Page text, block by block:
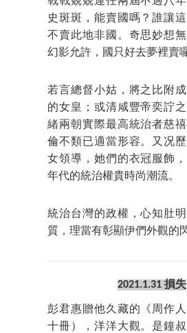
史斑斑，能賣國嗎？誰讓
不賣此地非國。奇思妙想
幻影允許，國只好去夢裡賣
若言總督小姑，將之比附
的女皇；或清咸豐帝奕詝
緒兩朝實際最高統治者慈
倫不類已適當形容。又况
女領導，她們的衣冠服飾
年代的統治權貴時尚潮流。
統治台灣的政權，心知肚
質，理當有彰顯伊們外觀的
2021.1.31 損失
彭君惠贈他久藏的《周作
十冊），洋洋大觀。是鐘